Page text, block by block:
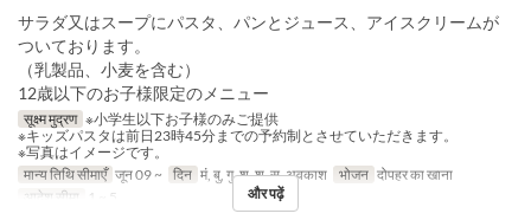
サラダ又はスープにパスタ、パンとジュース、アイスクリームが
ついております。
（乳製品、小麦を含む）
12歳以下のお子様限定のメニュー
सूक्ष्म मुद्रण ※小学生以下お子様のみご提供
※キッズパスタは前日23時45分までの予約制とさせていただきます。
※写真はイメージです。
मान्य तिथि सीमाएँ जून 09 ~ दिन मं, बु, गु, शु, श, स, अवकाश भोजन दोपहर का खाना
आदेश सीमा
1 ~ 5 और पढ़ें